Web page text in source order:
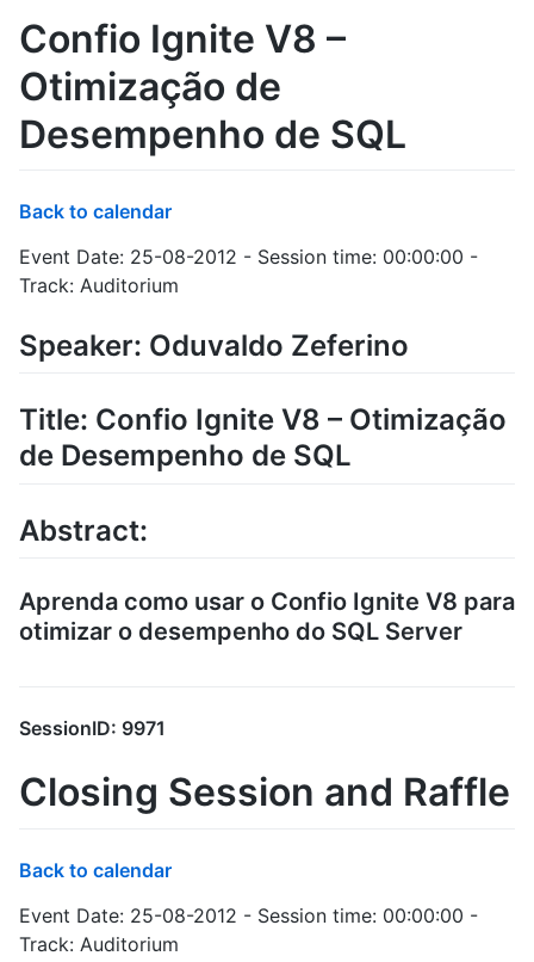
Confio Ignite V8 –
Otimização de
Desempenho de SQL
Back to calendar
Event Date: 25-08-2012 - Session time: 00:00:00 -
Track: Auditorium
Speaker: Oduvaldo Zeferino
Title: Confio Ignite V8 – Otimização
de Desempenho de SQL
Abstract:
Aprenda como usar o Confio Ignite V8 para
otimizar o desempenho do SQL Server
SessionID: 9971
Closing Session and Raffle
Back to calendar
Event Date: 25-08-2012 - Session time: 00:00:00 -
Track: Auditorium